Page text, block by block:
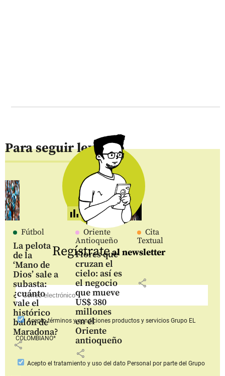
Para seguir leyendo
Fútbol
La pelota
de la
‘Mano de
Dios’ sale a
subasta:
¿cuánto
vale el
histórico
balón de
Maradona?
share
Oriente
Antioqueño
Flores que
cruzan el
cielo: así es
el negocio
que mueve
US$ 380
millones
en el
Oriente
antioqueño
share
Cita
Textual
share
Regístrateal newsletter
Aceptotérminos y condiciones productos y serviciosGrupo EL
COLOMBIANO*
Acepto el tratamiento y uso del dato Personal por parte del Grupo